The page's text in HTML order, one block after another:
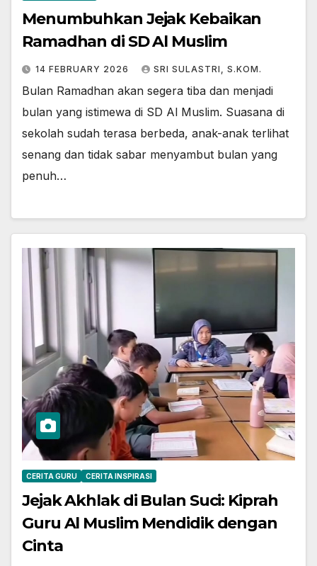
Menumbuhkan Jejak Kebaikan
Ramadhan di SD Al Muslim
14 FEBRUARY 2026 SRI SULASTRI, S.KOM.
Bulan Ramadhan akan segera tiba dan menjadi
bulan yang istimewa di SD Al Muslim. Suasana di
sekolah sudah terasa berbeda, anak-anak terlihat
senang dan tidak sabar menyambut bulan yang
penuh…
CERITA GURU CERITA INSPIRASI
Jejak Akhlak di Bulan Suci: Kiprah
Guru Al Muslim Mendidik dengan
Cinta